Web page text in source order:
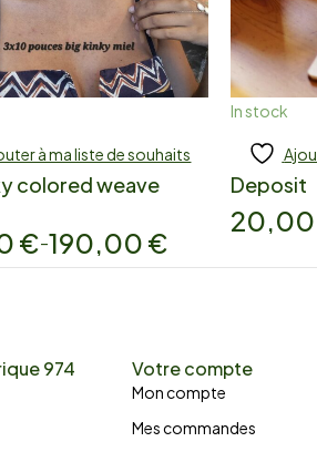
to cart
à ma liste de souhaits
colored weave
€–190,00 €
In stock
Deposit
974 Votre compte
Mon compte
Mes commandes